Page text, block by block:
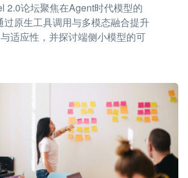
2.0论坛聚焦在Agent时代模型的
过原生工具调用与多模态融合提升
适应性，并探讨端侧小模型的可